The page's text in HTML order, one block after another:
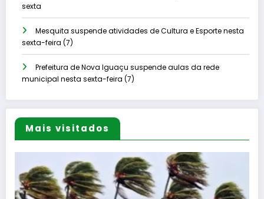
sexta
Mesquita suspende atividades de Cultura e Esporte nesta
sexta-feira (7)
Prefeitura de Nova Iguaçu suspende aulas da rede
municipal nesta sexta-feira (7)
Mais visitados